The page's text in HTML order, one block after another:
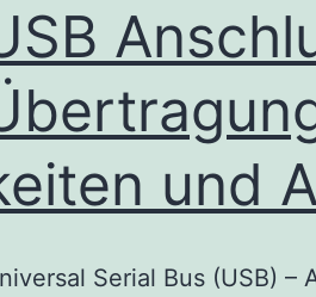
und
Serial Bus (USB) –